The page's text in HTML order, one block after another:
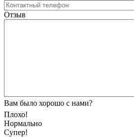
Отзыв
Вам было хорошо с нами?
Плохо!
Нормально
Супер!